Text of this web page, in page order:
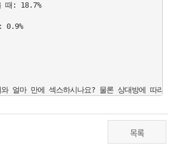
때: 18.7%
0.9%
목록